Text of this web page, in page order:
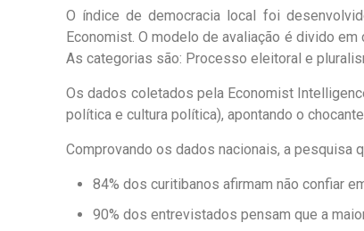
O índice de democracia local foi
Economist. O modelo de avaliação é divido
As categorias são: Processo eleitoral e
Os dados coletados pela Economist
política e cultura política), apontando o
Comprovando os dados nacionais, a pesquisa
84% dos curitibanos afirmam não confiar
90% dos entrevistados pensam que a